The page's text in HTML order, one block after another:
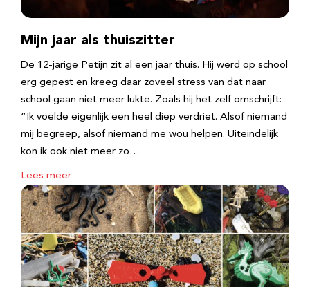
Mijn jaar als thuiszitter
De 12-jarige Petijn zit al een jaar thuis. Hij werd op school
erg gepest en kreeg daar zoveel stress van dat naar
school gaan niet meer lukte. Zoals hij het zelf omschrijft:
“Ik voelde eigenlijk een heel diep verdriet. Alsof niemand
mij begreep, alsof niemand me wou helpen. Uiteindelijk
kon ik ook niet meer zo…
Lees meer